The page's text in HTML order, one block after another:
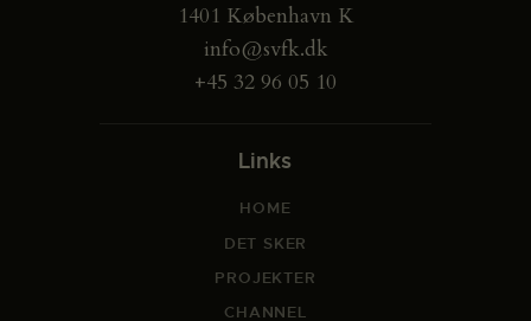
1401 København K
info@svfk.dk
+45 32 96 05 10
Links
HOME
DET SKER
PROJEKTER
CHANNEL